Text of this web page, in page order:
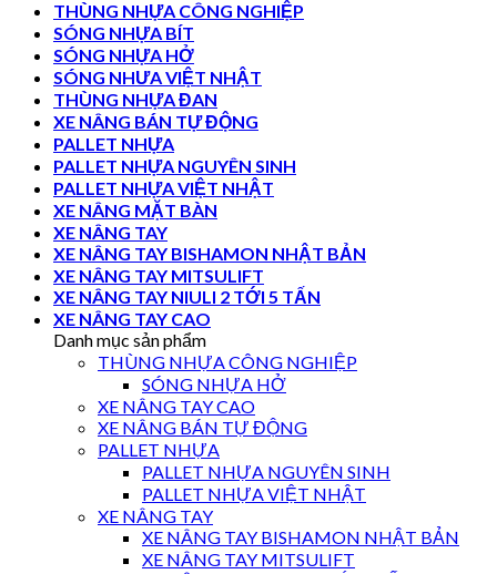
THÙNG NHỰA CÔNG NGHIỆP
SÓNG NHỰA BÍT
SÓNG NHỰA HỞ
SÓNG NHƯA VIỆT NHẬT
THÙNG NHỰA ĐAN
XE NÂNG BÁN TỰ ĐỘNG
PALLET NHỰA
PALLET NHỰA NGUYÊN SINH
PALLET NHỰA VIỆT NHẬT
XE NÂNG MẶT BÀN
XE NÂNG TAY
XE NÂNG TAY BISHAMON NHẬT BẢN
XE NÂNG TAY MITSULIFT
XE NÂNG TAY NIULI 2 TỚI 5 TẤN
XE NÂNG TAY CAO
Danh mục sản phẩm
THÙNG NHỰA CÔNG NGHIỆP
SÓNG NHỰA HỞ
XE NÂNG TAY CAO
XE NÂNG BÁN TỰ ĐỘNG
PALLET NHỰA
PALLET NHỰA NGUYÊN SINH
PALLET NHỰA VIỆT NHẬT
XE NÂNG TAY
XE NÂNG TAY BISHAMON NHẬT BẢN
XE NÂNG TAY MITSULIFT